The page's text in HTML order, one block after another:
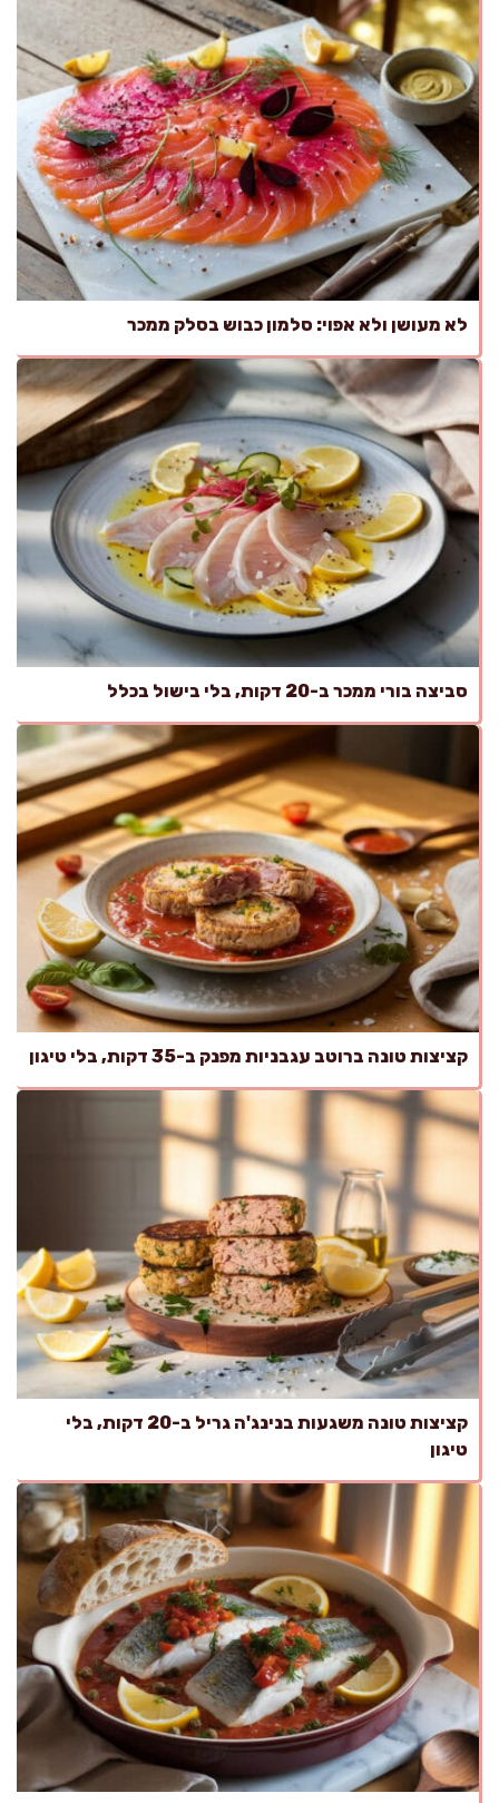
לא מעושן ולא אפוי: סלמון כבוש בסלק ממכר
סביצה בורי ממכר ב-20 דקות, בלי בישול בכלל
קציצות טונה ברוטב עגבניות מפנק ב-35 דקות, בלי טיגון
קציצות טונה משגעות בנינג'ה גריל ב-20 דקות, בלי
טיגון